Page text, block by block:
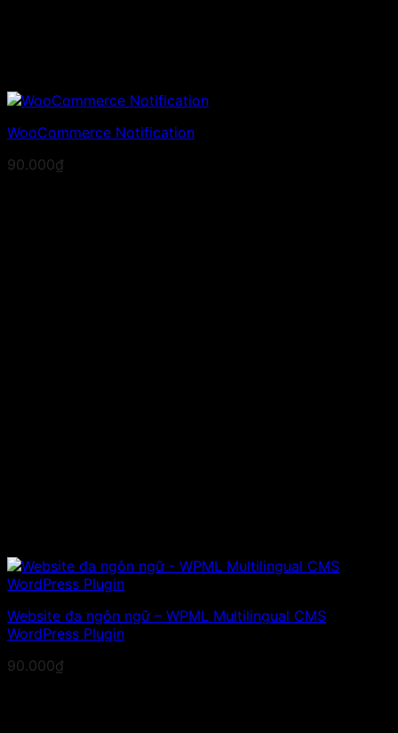
WooCommerce Notification
90.000₫
Website đa ngôn ngữ – WPML Multilingual CMS
WordPress Plugin
90.000₫